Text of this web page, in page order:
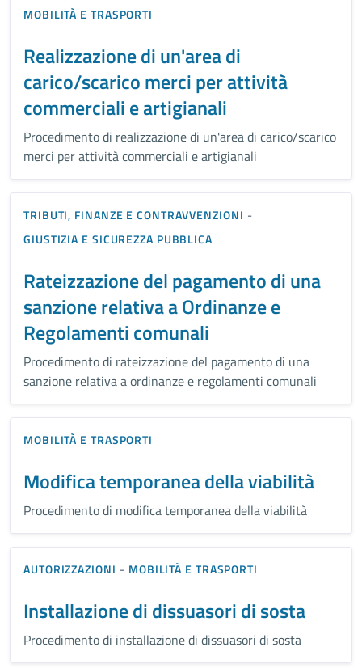
MOBILITÀ E TRASPORTI
Realizzazione di un'area di
carico/scarico merci per attività
commerciali e artigianali
Procedimento di realizzazione di un'area di carico/scarico
merci per attività commerciali e artigianali
TRIBUTI, FINANZE E CONTRAVVENZIONI -
GIUSTIZIA E SICUREZZA PUBBLICA
Rateizzazione del pagamento di una
sanzione relativa a Ordinanze e
Regolamenti comunali
Procedimento di rateizzazione del pagamento di una
sanzione relativa a ordinanze e regolamenti comunali
MOBILITÀ E TRASPORTI
Modifica temporanea della viabilità
Procedimento di modifica temporanea della viabilità
AUTORIZZAZIONI - MOBILITÀ E TRASPORTI
Installazione di dissuasori di sosta
Procedimento di installazione di dissuasori di sosta